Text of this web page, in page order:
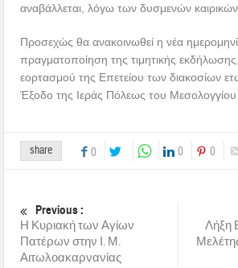
αναβάλλεται, λόγω των δυσμενών
Προσεχώς θα ανακοινωθεί η νέα
πραγματοποίηση της τιμητικής
εορτασμού της Επετείου των διακοσίων
Έξοδο της Ιεράς Πόλεως του Μεσολογγίου.
share 0 0 0
Previous :
Η Κυριακή των Αγίων
Πατέρων στην Ι. Μ.
Αιτωλοακαρνανίας
Λήξη